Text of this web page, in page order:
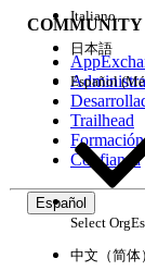
Experiencia
COMMUNITY
Trailhead
Formación
Confianza
Español
Italiano
日本語
Español
Select Org
中文（简体